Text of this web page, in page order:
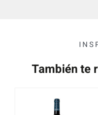
También te